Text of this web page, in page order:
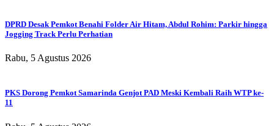
DPRD Desak Pemkot Benahi Folder Air Hitam, Abdul Rohim: Parkir hingga
Jogging Track Perlu Perhatian
Rabu, 5 Agustus 2026
PKS Dorong Pemkot Samarinda Genjot PAD Meski Kembali Raih WTP ke-
11